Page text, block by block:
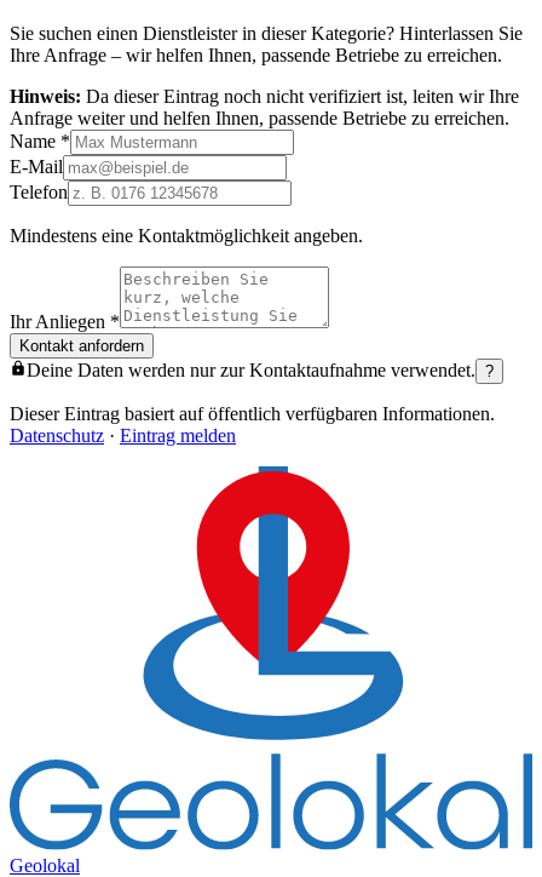
Sie suchen einen Dienstleister in dieser Kategorie? Hinterlassen Sie
Ihre Anfrage – wir helfen Ihnen, passende Betriebe zu erreichen.
Hinweis: Da dieser Eintrag noch nicht verifiziert ist, leiten wir Ihre
Anfrage weiter und helfen Ihnen, passende Betriebe zu erreichen.
Name *
E-Mail
Telefon
Mindestens eine Kontaktmöglichkeit angeben.
Ihr Anliegen *
Kontakt anfordern
Deine Daten werden nur zur Kontaktaufnahme verwendet. ?
Dieser Eintrag basiert auf öffentlich verfügbaren Informationen.
Datenschutz · Eintrag melden
Geolokal